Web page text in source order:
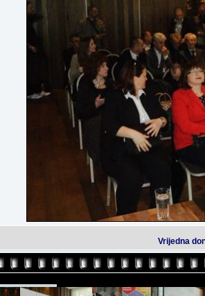
Vrijedna